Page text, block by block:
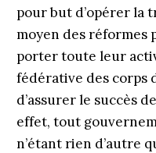
pour but d’opérer la
moyen des réformes
porter toute leur
fédérative des corps
d’assurer le succès
effet, tout
n’étant rien d’autre